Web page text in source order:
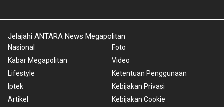
Jelajahi ANTARA News Megapolitan
Nasional
Kabar Megapolitan
Lifestyle
Iptek
Artikel
Foto
Video
Ketentuan Penggunaan
Kebijakan Privasi
Kebijakan Cookie